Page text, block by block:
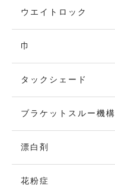
ウエイトロック
巾
タックシェード
ブラケットスルー機構
漂白剤
花粉症